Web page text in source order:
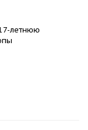
летнюю